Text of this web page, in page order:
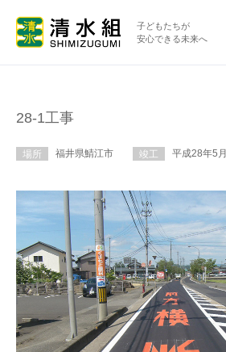
子どもたちが
安心できる未来へ
28-1工事
場所 福井県鯖江市 竣工 平成28年5月